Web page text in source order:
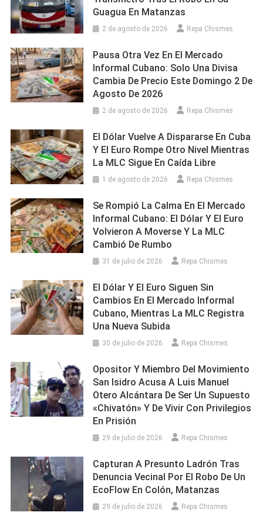
Guagua En Matanzas
2 de agosto de 2026 Repa Chismes
Pausa Otra Vez En El Mercado
Informal Cubano: Solo Una Divisa
Cambia De Precio Este Domingo 2 De
Agosto De 2026
2 de agosto de 2026 Repa Chismes
El Dólar Vuelve A Dispararse En Cuba
Y El Euro Rompe Otro Nivel Mientras
La MLC Sigue En Caída Libre
1 de agosto de 2026 Repa Chismes
Se Rompió La Calma En El Mercado
Informal Cubano: El Dólar Y El Euro
Volvieron A Moverse Y La MLC
Cambió De Rumbo
31 de julio de 2026 Repa Chismes
El Dólar Y El Euro Siguen Sin
Cambios En El Mercado Informal
Cubano, Mientras La MLC Registra
Una Nueva Subida
30 de julio de 2026 Repa Chismes
Opositor Y Miembro Del Movimiento
San Isidro Acusa A Luis Manuel
Otero Alcántara De Ser Un Supuesto
«chivatón» Y De Vivir Con Privilegios
En Prisión
29 de julio de 2026 Repa Chismes
Capturan A Presunto Ladrón Tras
Denuncia Vecinal Por El Robo De Un
EcoFlow En Colón, Matanzas
29 de julio de 2026 Repa Chismes